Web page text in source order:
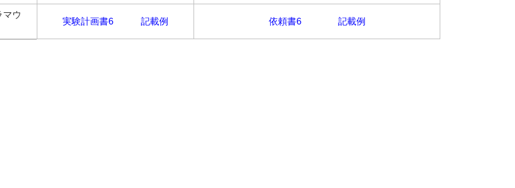
マウ
実験計画書6 記載例 依頼書6 記載例